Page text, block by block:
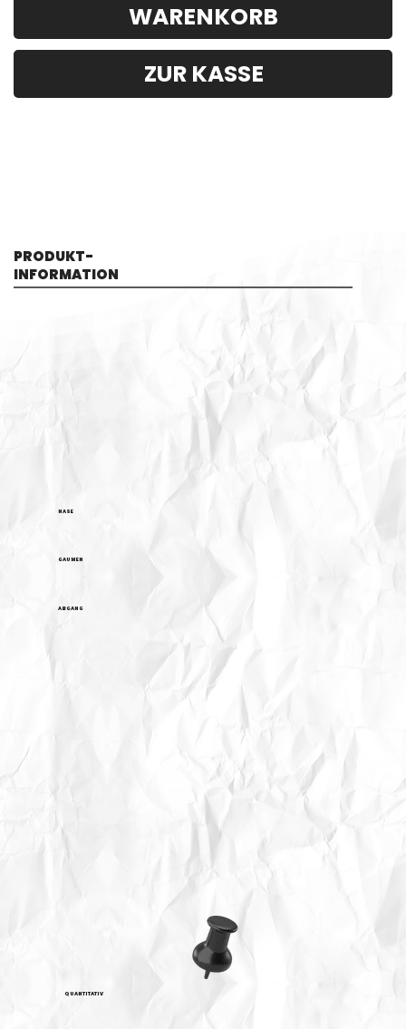
WARENKORB
ZUR KASSE
NASE
GAUMEN
ABGANG
QUANTITATIV
PRODUKT-
INFORMATION